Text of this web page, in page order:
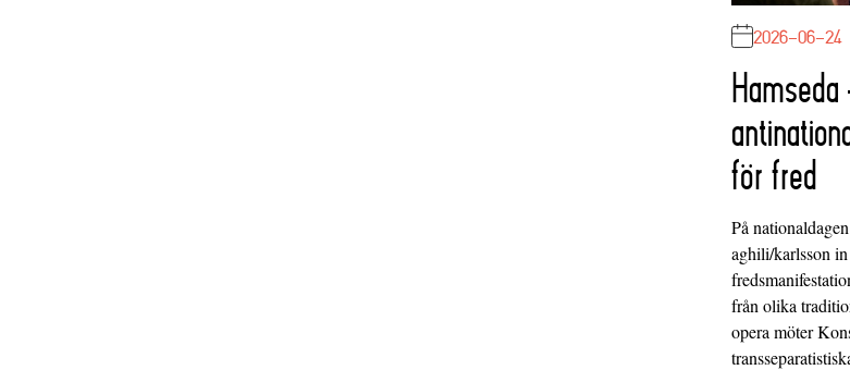
2026-06-24
för fred
På
aghili/karlsson
från olika
opera möter